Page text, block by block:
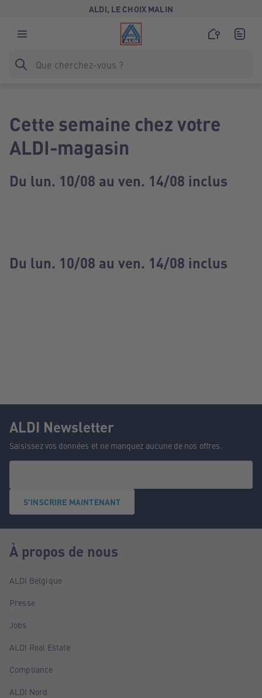
ALDI, LE CHOIX MALIN
Cette semaine chez votre
ALDI-magasin
Du lun. 10/08 au ven. 14/08 inclus
Du lun. 10/08 au ven. 14/08 inclus
ALDI Newsletter
Saisissez vos données et ne manquez aucune de nos offres.
S'INSCRIRE MAINTENANT
À propos de nous
ALDI Belgique
Presse
Jobs
ALDI Real Estate
Compliance
ALDI Nord